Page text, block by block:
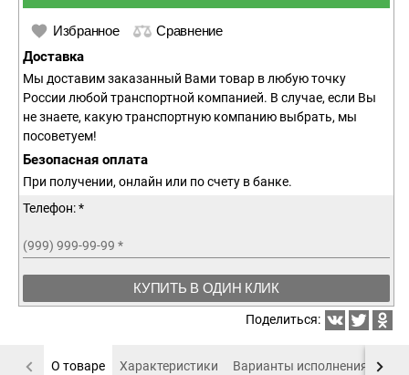
Избранное Сравнение
Доставка
Мы доставим заказанный Вами товар в любую точку
России любой транспортной компанией. В случае, если Вы
не знаете, какую транспортную компанию выбрать, мы
посоветуем!
Безопасная оплата
При получении, онлайн или по счету в банке.
Телефон: *
(999) 999-99-99 *
КУПИТЬ В ОДИН КЛИК
Поделиться:
О товаре Характеристики Варианты исполнения